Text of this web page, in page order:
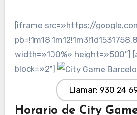
[iframe src=»https://
width=»100%» height=»500″]
block=»2″]
Llamar: 930 24
Horario de City